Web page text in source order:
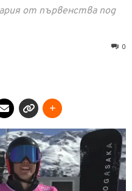
от първенства под
0